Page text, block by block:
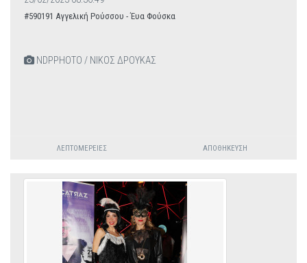
#590191 Αγγελική Ρούσσου - Έυα Φούσκα
NDPPHOTO / ΝΙΚΟΣ ΔΡΟΥΚΑΣ
ΛΕΠΤΟΜΈΡΕΙΕΣ ΑΠΟΘΉΚΕΥΣΗ